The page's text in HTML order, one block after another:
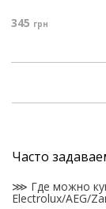
345 грн
Часто
⋙ Где можно
Electrolux/AEG/